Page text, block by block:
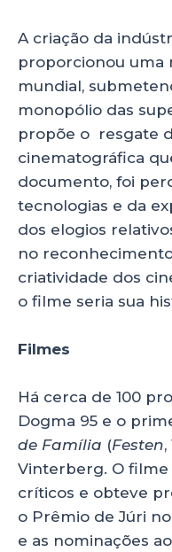
A criação da
proporcionou uma
mundial,
monopólio das
propõe o resgate
cinematográfica
documento, foi
tecnologias e da
dos elogios
no
criatividade dos
o filme seria sua
Filmes
Há cerca de 100
Dogma 95 e o
de Família (Festen
Vinterberg. O
críticos e obteve
o Prêmio de Júri
e as nominações